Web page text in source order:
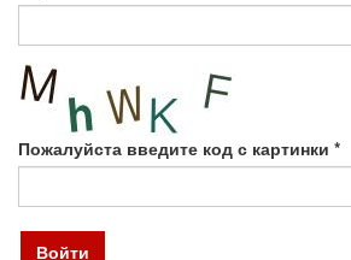
Пожалуйста введите код с картинки *
Войти